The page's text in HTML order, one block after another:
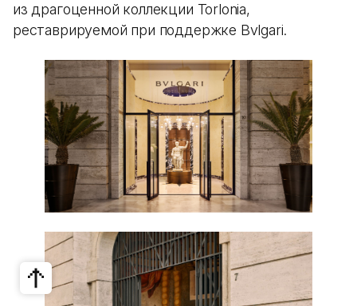
из драгоценной коллекции Torlonia,
реставрируемой при поддержке Bvlgari.